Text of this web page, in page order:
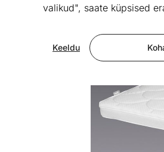
valikud", saate küpsised
Keeldu